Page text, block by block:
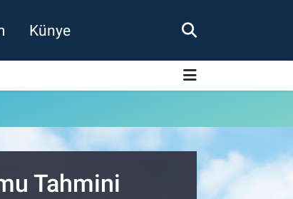
Künye
Tahmini